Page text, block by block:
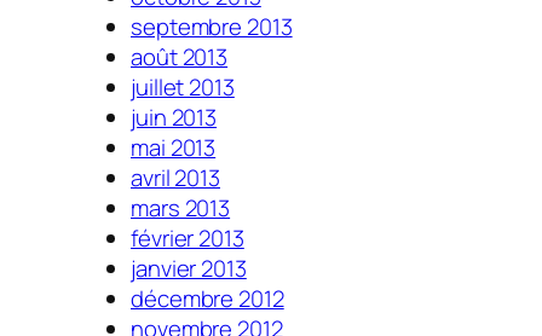
septembre 2013
août 2013
juillet 2013
juin 2013
mai 2013
avril 2013
mars 2013
février 2013
janvier 2013
décembre 2012
novembre 2012